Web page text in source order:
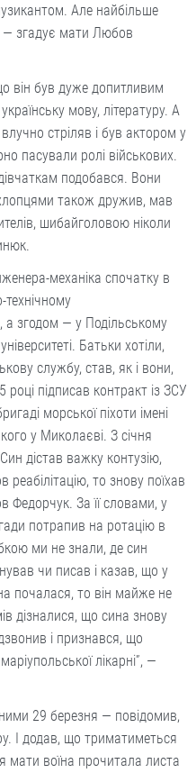
Але найбільше
— згадує мати Любов
він був дуже допитливим
мову, літературу. А
стріляв і був актором у
пасували ролі військових.
подобався. Вони
також дружив, мав
шибайголовою ніколи
механіка спочатку в
а згодом — у Подільському
Батьки хотіли,
службу, став, як і вони,
підписав контракт із ЗСУ
морської піхоти імені
у Миколаєві. З січня
дістав важку контузію,
то знову поїхав
За її словами, у
потрапив на ротацію в
ми не знали, де син
чи писав і казав, що у
почалася, то він майже не
дізналися, що сина знову
і признався, що
лікарні”, —
29 березня — повідомив,
І додав, що триматиметься
мати воїна прочитала листа